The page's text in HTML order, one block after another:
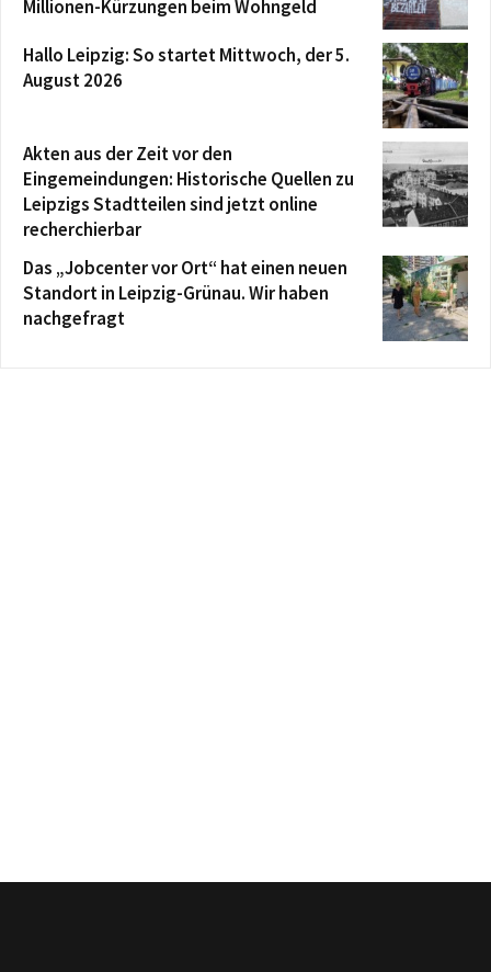
Millionen-Kürzungen beim Wohngeld
Hallo Leipzig: So startet Mittwoch, der 5.
August 2026
Akten aus der Zeit vor den
Eingemeindungen: Historische Quellen zu
Leipzigs Stadtteilen sind jetzt online
recherchierbar
Das „Jobcenter vor Ort“ hat einen neuen
Standort in Leipzig-Grünau. Wir haben
nachgefragt